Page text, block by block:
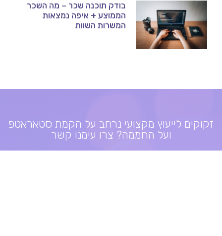
בודק תוכנה שכר – מה השכר
הממוצע + איפה נמצאות
המשרות השוות
זקוקים לייעוץ מקצועי נרחב על הקמת סטאראטפ
ועל החממה? צרו עימנו קשר